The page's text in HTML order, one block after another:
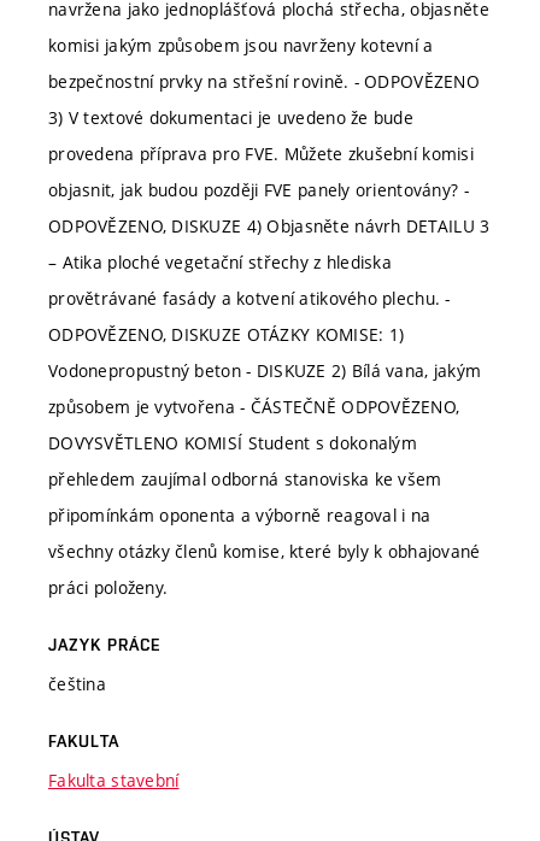
navržena jako jednoplášťová plochá střecha, objasněte
komisi jakým způsobem jsou navrženy kotevní a
bezpečnostní prvky na střešní rovině. - ODPOVĚZENO
3) V textové dokumentaci je uvedeno že bude
provedena příprava pro FVE. Můžete zkušební komisi
objasnit, jak budou později FVE panely orientovány? -
ODPOVĚZENO, DISKUZE 4) Objasněte návrh DETAILU 3
– Atika ploché vegetační střechy z hlediska
provětrávané fasády a kotvení atikového plechu. -
ODPOVĚZENO, DISKUZE OTÁZKY KOMISE: 1)
Vodonepropustný beton - DISKUZE 2) Bílá vana, jakým
způsobem je vytvořena - ČÁSTEČNĚ ODPOVĚZENO,
DOVYSVĚTLENO KOMISÍ Student s dokonalým
přehledem zaujímal odborná stanoviska ke všem
připomínkám oponenta a výborně reagoval i na
všechny otázky členů komise, které byly k obhajované
práci položeny.
JAZYK PRÁCE
čeština
FAKULTA
Fakulta stavební
ÚSTAV